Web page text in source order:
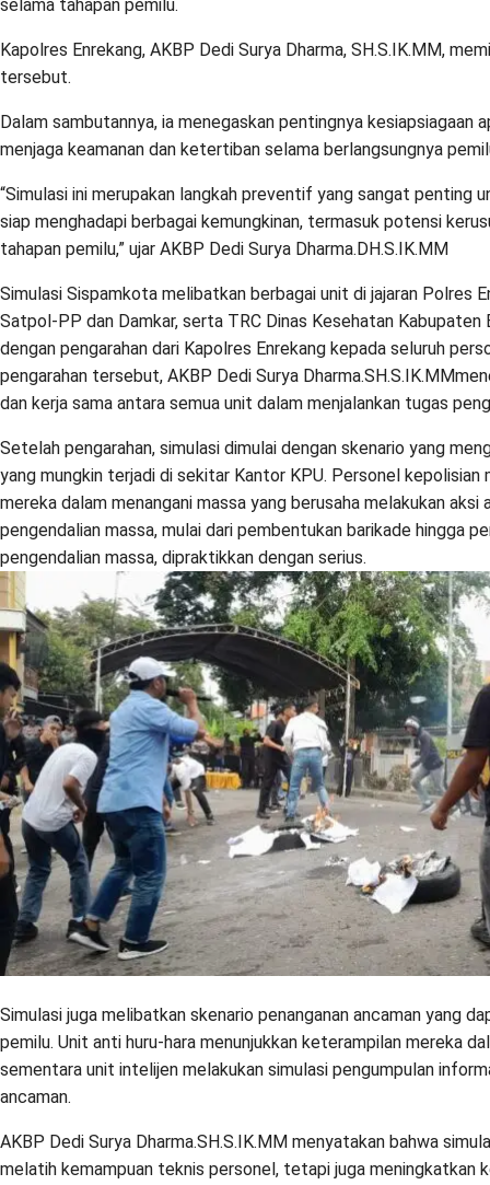
selama tahapan pemilu.
Kapolres Enrekang, AKBP Dedi Surya Dharma, SH.S.IK.MM,
tersebut.
Dalam sambutannya, ia menegaskan pentingnya kesiapsiagaan
menjaga keamanan dan ketertiban selama berlangsungnya
“Simulasi ini merupakan langkah preventif yang sangat penting
siap menghadapi berbagai kemungkinan, termasuk potensi
tahapan pemilu,” ujar AKBP Dedi Surya Dharma.DH.S.IK.MM
Simulasi Sispamkota melibatkan berbagai unit di jajaran Polres
Satpol-PP dan Damkar, serta TRC Dinas Kesehatan Kabupaten
dengan pengarahan dari Kapolres Enrekang kepada seluruh
pengarahan tersebut, AKBP Dedi Surya
dan kerja sama antara semua unit dalam menjalankan tugas
Setelah pengarahan, simulasi dimulai dengan skenario yang
yang mungkin terjadi di sekitar Kantor KPU. Personel kepolisian
mereka dalam menangani massa yang berusaha melakukan aksi
pengendalian massa, mulai dari pembentukan barikade hingga
pengendalian massa, dipraktikkan dengan serius.
Simulasi juga melibatkan skenario penanganan ancaman yang
pemilu. Unit anti huru-hara menunjukkan keterampilan mereka
sementara unit intelijen melakukan simulasi pengumpulan
ancaman.
AKBP Dedi Surya Dharma.SH.S.IK.MM menyatakan bahwa
melatih kemampuan teknis personel, tetapi juga meningkatkan